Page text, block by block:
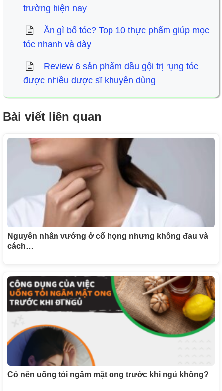
trường hiện nay
Ăn gì bổ tóc? Top 10 thực phẩm giúp mọc
tóc nhanh và dày
Review 6 sản phẩm dầu gội trị rụng tóc
được nhiều dược sĩ khuyên dùng
Bài viết liên quan
Nguyên nhân vướng ở cổ họng nhưng không đau và
cách…
Có nên uống tỏi ngâm mật ong trước khi ngủ không?